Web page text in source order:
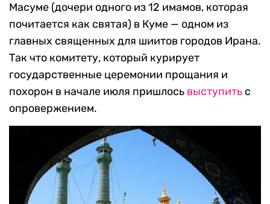
Масуме (дочери одного из 12 имамов, которая
почитается как святая) в Куме — одном из
главных священных для шиитов городов Ирана.
Так что комитету, который курирует
государственные церемонии прощания и
похорон в начале июля пришлось выступить с
опровержением.